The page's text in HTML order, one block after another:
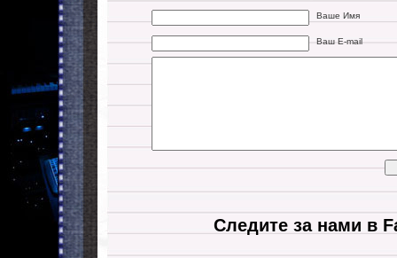
Ваше Имя
Ваш E-mail
Следите за нами в